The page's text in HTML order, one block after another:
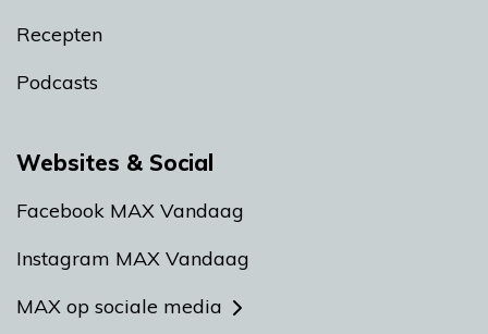
Recepten
Podcasts
Websites & Social
Facebook MAX Vandaag
Instagram MAX Vandaag
MAX op sociale media